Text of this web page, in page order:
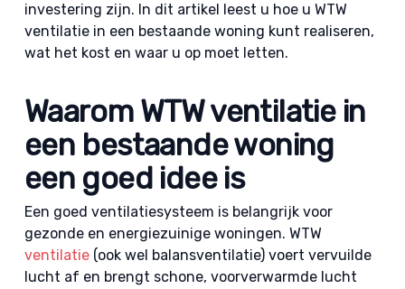
investering zijn. In dit artikel leest u hoe u WTW
ventilatie in een bestaande woning kunt realiseren,
wat het kost en waar u op moet letten.
Waarom WTW ventilatie in
een bestaande woning
een goed idee is
Een goed ventilatiesysteem is belangrijk voor
gezonde en energiezuinige woningen. WTW
ventilatie(ook wel balansventilatie) voert vervuilde
lucht af en brengt schone, voorverwarmde lucht